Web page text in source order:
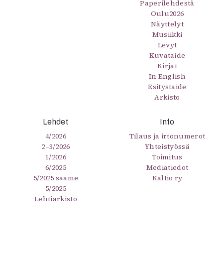
Paperilehdestä
Oulu2026
Näyttelyt
Musiikki
Levyt
Kuvataide
Kirjat
In English
Esitystaide
Arkisto
Lehdet
4/2026
2–3/2026
1/2026
6/2025
5/2025 saame
5/2025
Lehtiarkisto
Info
Tilaus ja irtonumerot
Yhteistyössä
Toimitus
Mediatiedot
Kaltio ry